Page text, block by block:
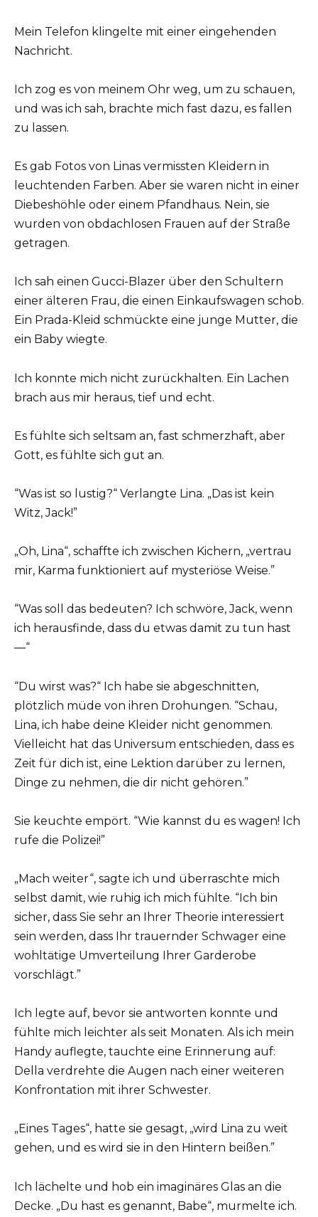
Mein Telefon klingelte mit einer eingehenden
Nachricht.
Ich zog es von meinem Ohr weg, um zu schauen,
und was ich sah, brachte mich fast dazu, es fallen
zu lassen.
Es gab Fotos von Linas vermissten Kleidern in
leuchtenden Farben. Aber sie waren nicht in einer
Diebeshöhle oder einem Pfandhaus. Nein, sie
wurden von obdachlosen Frauen auf der Straße
getragen.
Ich sah einen Gucci-Blazer über den Schultern
einer älteren Frau, die einen Einkaufswagen schob.
Ein Prada-Kleid schmückte eine junge Mutter, die
ein Baby wiegte.
Ich konnte mich nicht zurückhalten. Ein Lachen
brach aus mir heraus, tief und echt.
Es fühlte sich seltsam an, fast schmerzhaft, aber
Gott, es fühlte sich gut an.
“Was ist so lustig?“ Verlangte Lina. „Das ist kein
Witz, Jack!”
„Oh, Lina“, schaffte ich zwischen Kichern, „vertrau
mir, Karma funktioniert auf mysteriöse Weise.”
“Was soll das bedeuten? Ich schwöre, Jack, wenn
ich herausfinde, dass du etwas damit zu tun hast
—“
“Du wirst was?“ Ich habe sie abgeschnitten,
plötzlich müde von ihren Drohungen. “Schau,
Lina, ich habe deine Kleider nicht genommen.
Vielleicht hat das Universum entschieden, dass es
Zeit für dich ist, eine Lektion darüber zu lernen,
Dinge zu nehmen, die dir nicht gehören.”
Sie keuchte empört. “Wie kannst du es wagen! Ich
rufe die Polizei!”
„Mach weiter“, sagte ich und überraschte mich
selbst damit, wie ruhig ich mich fühlte. “Ich bin
sicher, dass Sie sehr an Ihrer Theorie interessiert
sein werden, dass Ihr trauernder Schwager eine
wohltätige Umverteilung Ihrer Garderobe
vorschlägt.”
Ich legte auf, bevor sie antworten konnte und
fühlte mich leichter als seit Monaten. Als ich mein
Handy auflegte, tauchte eine Erinnerung auf:
Della verdrehte die Augen nach einer weiteren
Konfrontation mit ihrer Schwester.
„Eines Tages“, hatte sie gesagt, „wird Lina zu weit
gehen, und es wird sie in den Hintern beißen.”
Ich lächelte und hob ein imaginäres Glas an die
Decke. „Du hast es genannt, Babe“, murmelte ich.